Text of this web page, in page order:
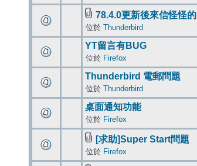
78.4.0更新後來信怪怪的
位於 Thunderbird
YT留言有BUG
位於 Firefox
Thunderbird 電郵問題
位於 Thunderbird
桌面通知功能
位於 Firefox
[求助]Super Start問題
位於 Firefox